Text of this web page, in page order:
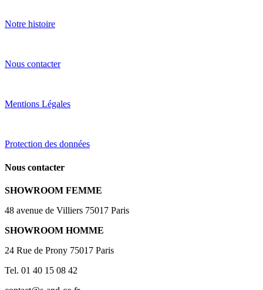
Notre histoire
Nous contacter
Mentions Légales
Protection des données
Nous contacter
SHOWROOM FEMME
48 avenue de Villiers 75017 Paris
SHOWROOM HOMME
24 Rue de Prony 75017 Paris
Tel. 01 40 15 08 42